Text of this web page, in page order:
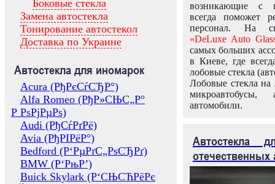
Боковые стекла
Замена автостекла
Тонирование автостекол
Доставка по Украине
Автостекла для иномарок
Acura (РђРєСѓСЂР°)
Alfa Romeo (РђР»СЊС„Р°
Р РѕРјРµРѕ)
Audi (РђСѓРґРё)
Avia (РђРІРёР°)
Bedford (Р‘РµРґС„РѕСЂРґ)
BMW (Р‘РњР’)
Buick Skylark (Р‘СЊСЋРёРє
возникающие с
всегда поможет
персонал. На
«DeLuxe Auto
самых больших
в Киеве, где
лобовые стекла
Лобовые стекла на
микроавтобусы,
автомобили.
Автостекла
отечественных